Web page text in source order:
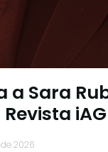
a Sara
2026